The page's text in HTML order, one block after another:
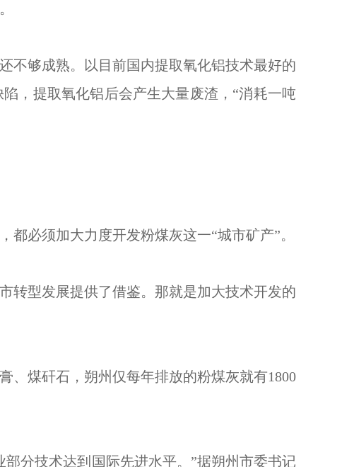
够成熟。以目前国内提取氧化铝技术最好的
，提取氧化铝后会产生大量废渣，“消耗一吨
必须加大力度开发粉煤灰这一“城市矿产”。
型发展提供了借鉴。那就是加大技术开发的
煤矸石，朔州仅每年排放的粉煤灰就有1800
分技术达到国际先进水平。”据朔州市委书记